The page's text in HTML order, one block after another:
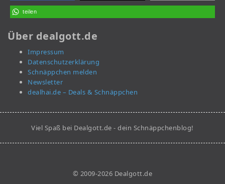
teilen
Über dealgott.de
Impressum
Datenschutzerklärung
Schnäppchen melden
Newsletter
dealhai.de – Deals & Schnäppchen
Viel Spaß bei Dealgott.de - dein Schnäppchenblog!
© 2009-2026 Dealgott.de